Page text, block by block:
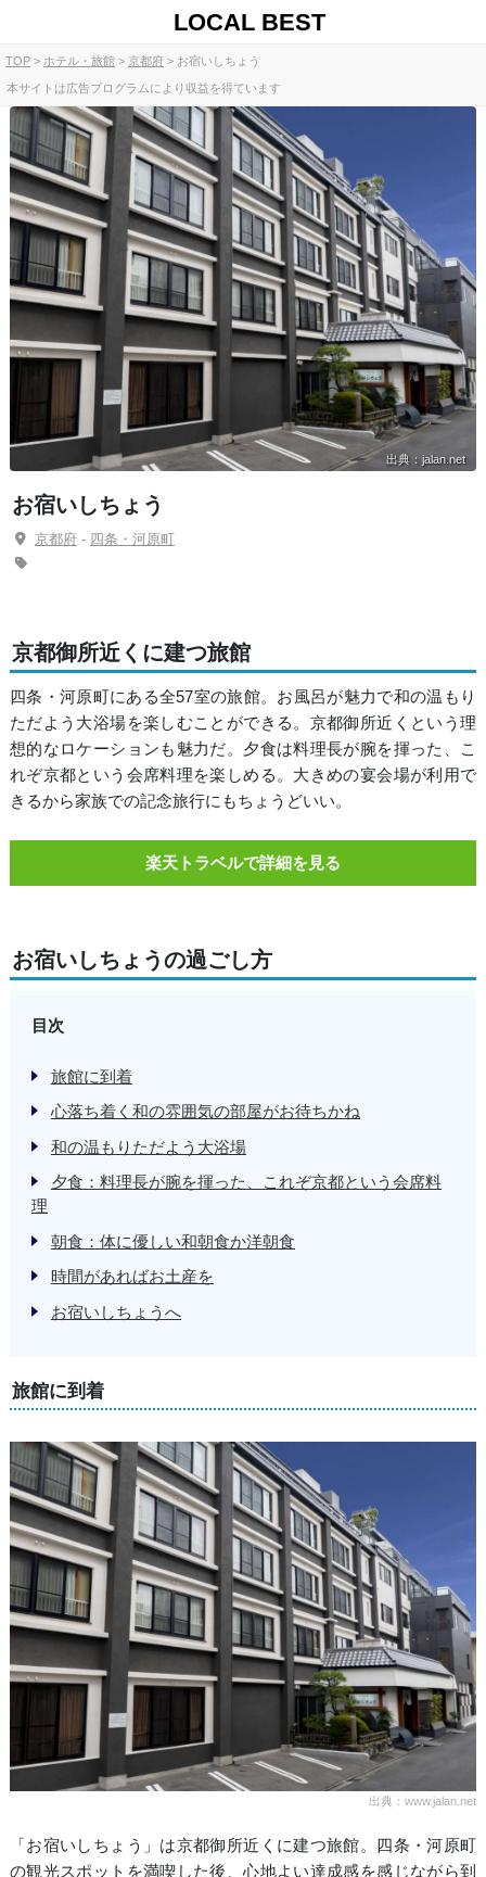
LOCAL BEST
TOP ホテル・旅館 京都府 お宿いしちょう
本サイトは広告プログラムにより収益を得ています
出典：jalan.net
お宿いしちょう
京都府- 四条・河原町
京都御所近くに建つ旅館
四条・河原町にある全57室の旅館。お風呂が魅力で和の温もり
ただよう大浴場を楽しむことができる。京都御所近くという理
想的なロケーションも魅力だ。夕食は料理長が腕を揮った、こ
れぞ京都という会席料理を楽しめる。大きめの宴会場が利用で
きるから家族での記念旅行にもちょうどいい。
楽天トラベルで詳細を見る
お宿いしちょうの過ごし方
目次
旅館に到着
心落ち着く和の雰囲気の部屋がお待ちかね
和の温もりただよう大浴場
夕食：料理長が腕を揮った、これぞ京都という会席料
理
朝食：体に優しい和朝食か洋朝食
時間があればお土産を
お宿いしちょうへ
旅館に到着
出典：www.jalan.net
「お宿いしちょう」は京都御所近くに建つ旅館。四条・河原町
の観光スポットを満喫した後、心地よい達成感を感じながら到